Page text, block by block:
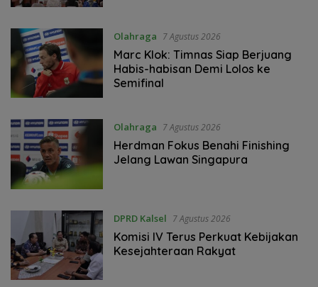
Olahraga 7 Agustus 2026
Marc Klok: Timnas Siap Berjuang
Habis-habisan Demi Lolos ke
Semifinal
Olahraga 7 Agustus 2026
Herdman Fokus Benahi Finishing
Jelang Lawan Singapura
DPRD Kalsel 7 Agustus 2026
Komisi IV Terus Perkuat Kebijakan
Kesejahteraan Rakyat